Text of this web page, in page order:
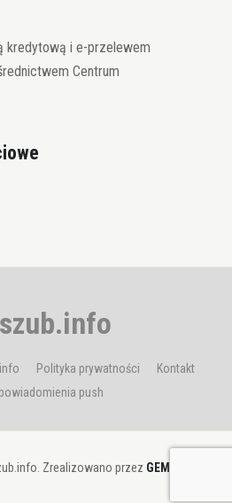
kredytową i e-przelewem
Centrum
Polityka prywatności
Kontakt
push
Zrealizowano przez GEMBIT